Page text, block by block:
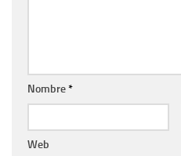
Nombre*
Web